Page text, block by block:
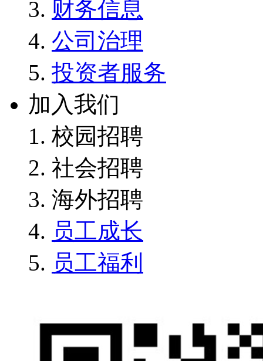
财务信息
公司治理
投资者服务
加入我们
校园招聘
社会招聘
海外招聘
员工成长
员工福利